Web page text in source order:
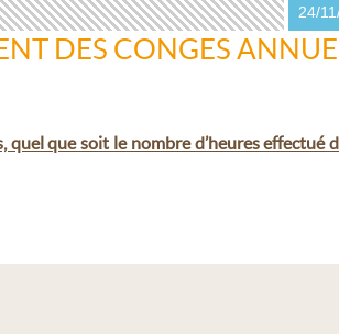
24/
DES CONGES
quel que soit le nombre d’heures effectué